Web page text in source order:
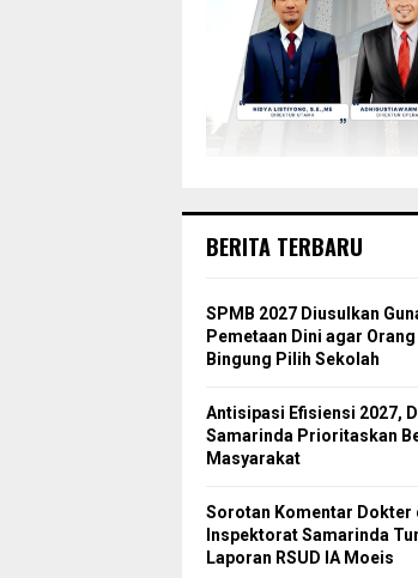
BERITA TERBARU
SPMB 2027 Diusulkan
Pemetaan Dini agar
Bingung Pilih Sekolah
Antisipasi Efisiensi 2027,
Samarinda Prioritaskan
Masyarakat
Sorotan Komentar Dokter
Inspektorat Samarinda
Laporan RSUD IA Moeis